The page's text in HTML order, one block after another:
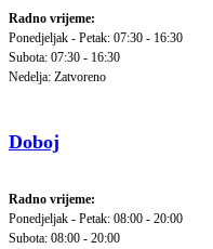
Radno vrijeme:
Ponedjeljak - Petak: 07:30 - 16:30
Subota: 07:30 - 16:30
Nedelja: Zatvoreno
Doboj
Radno vrijeme:
Ponedjeljak - Petak: 08:00 - 20:00
Subota: 08:00 - 20:00